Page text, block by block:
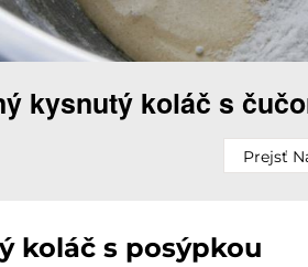
kysnutý koláč s
Prejsť
koláč s posýpkou